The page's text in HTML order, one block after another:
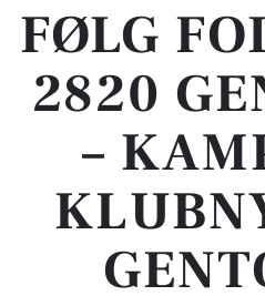
FØLG
2820
–